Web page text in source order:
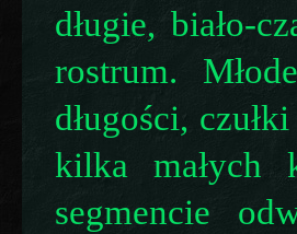
długie, biało-
rostrum.
długości,
kilka
segmencie